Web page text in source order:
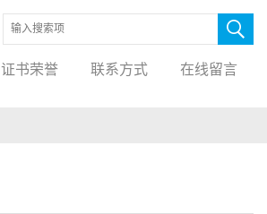
证书荣誉 联系方式 在线留言